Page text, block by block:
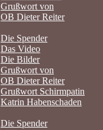
Grußwort von
OB Dieter Reiter
Die Spender
Das Video
Die Bilder
Grußwort von
OB Dieter Reiter
Grußwort Schirmpatin
Katrin Habenschaden
Die Spender